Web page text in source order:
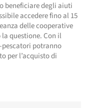
beneficiare degli aiuti
accedere fino al 15
delle cooperative
questione. Con il
potranno
per l’acquisto di